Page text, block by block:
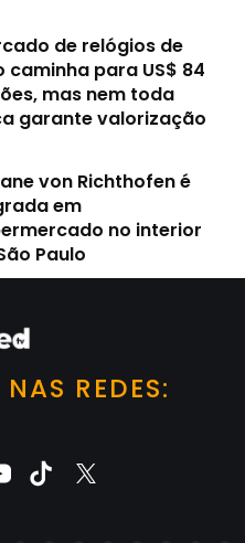
de relógios de
caminha para US$ 84
mas nem toda
garante valorização
von Richthofen é
em
no interior
Paulo
REDES: